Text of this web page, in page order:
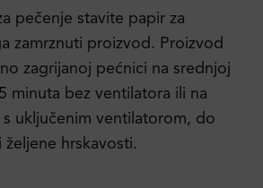
pečenje stavite papir za
zamrznuti proizvod. Proizvod
zagrijanoj pećnici na srednjoj
minuta bez ventilatora ili na
s uključenim ventilatorom, do
hrskavosti.